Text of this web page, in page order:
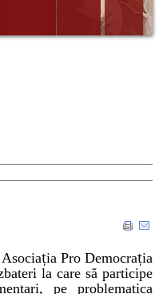
ția Pro Democrația
la care să participe
pe problematica